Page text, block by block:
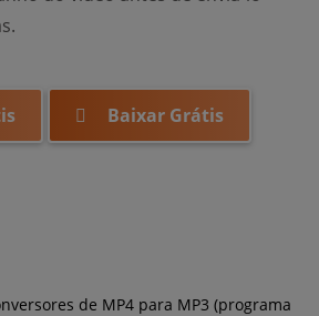
Baixar Grátis
de MP4 para MP3 (programa